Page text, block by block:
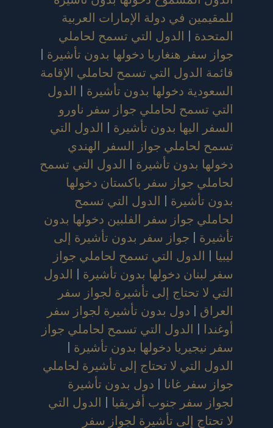
للمقيمين في دولة الإمارات العربية
المتحدة | الدول التي تسمح لحاملي
جواز سفر هنغاريا دخولها بدون تأشيرة |
قائمة الدول التي تسمح لحاملي الإقامة
السعودية دخولها بدون تأشيرة | الدول
التي تسمح لحاملي جواز سفر ناورو
السفر اليها بدون تأشيرة | الدول التي
تسمح لحاملي جواز السفر الهندي
دخولها بدون تأشيرة | الدول التي تسمح
لحاملي جواز سفر باكستان دخولها
بدون تأشيرة | الدول التي تسمح
لحاملي جواز سفر الفلبين دخولها بدون
تأشيرة | جواز سفر بدون تأشيرة إلى
ليبيا | الدول التي تسمح لحاملي جواز
سفر لبنان دخولها بدون تأشيرة | الدول
التي لا تحتاج إلى تأشيرة لجواز سفر
العراق | دول بدون تأشيرة لجواز سفر
أوغندا | الدول التي تسمح لحاملي جواز
سفر نيجيريا دخولها بدون تأشيرة |
الدول التي لا تحتاج إلى تأشيرة لحاملي
جواز سفر غانا | دول بدون تأشيرة
لجواز سفر جنوب أفريقيا | الدول التي
لا تحتاج إلى تأشيرة لجواز سفر